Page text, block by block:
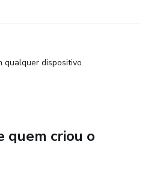
qualquer dispositivo
quem criou o